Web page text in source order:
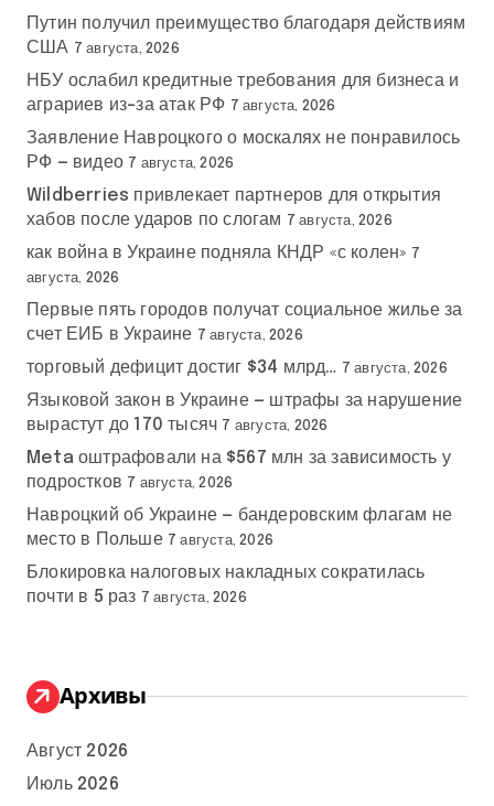
Путин получил преимущество благодаря действиям
США 7 августа, 2026
НБУ ослабил кредитные требования для бизнеса и
аграриев из-за атак РФ 7 августа, 2026
Заявление Навроцкого о москалях не понравилось
РФ — видео 7 августа, 2026
Wildberries привлекает партнеров для открытия
хабов после ударов по слогам 7 августа, 2026
как война в Украине подняла КНДР «с колен» 7
августа, 2026
Первые пять городов получат социальное жилье за
счет ЕИБ в Украине 7 августа, 2026
торговый дефицит достиг $34 млрд… 7 августа, 2026
Языковой закон в Украине — штрафы за нарушение
вырастут до 170 тысяч 7 августа, 2026
Meta оштрафовали на $567 млн за зависимость у
подростков 7 августа, 2026
Навроцкий об Украине — бандеровским флагам не
место в Польше 7 августа, 2026
Блокировка налоговых накладных сократилась
почти в 5 раз 7 августа, 2026
Архивы
Август 2026
Июль 2026